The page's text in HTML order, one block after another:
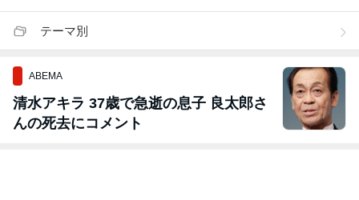
テーマ別
ABEMA
清水アキラ 37歳で急逝の息子 良太郎さ
んの死去にコメント